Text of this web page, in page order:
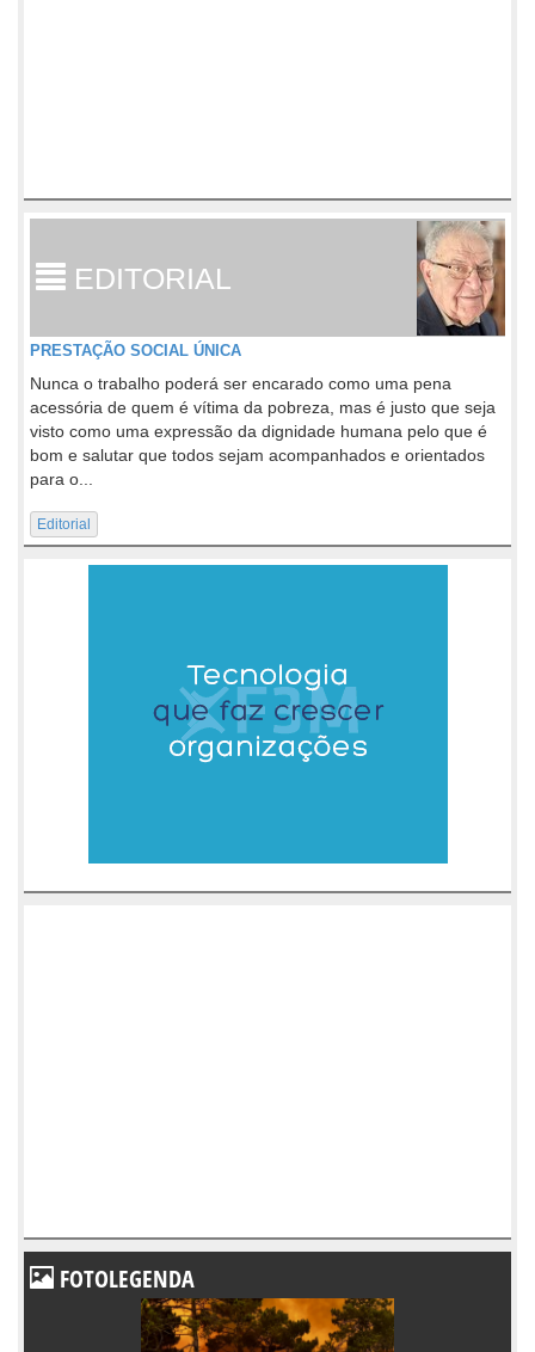
EDITORIAL
PRESTAÇÃO SOCIAL ÚNICA
Nunca o trabalho poderá ser encarado como uma pena
acessória de quem é vítima da pobreza, mas é justo que seja
visto como uma expressão da dignidade humana pelo que é
bom e salutar que todos sejam acompanhados e orientados
para o...
Editorial
FOTOLEGENDA